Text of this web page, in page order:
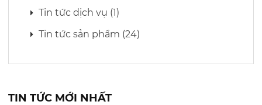
Tin tức dịch vụ (1)
Tin tức sản phẩm (24)
TIN TỨC MỚI NHẤT